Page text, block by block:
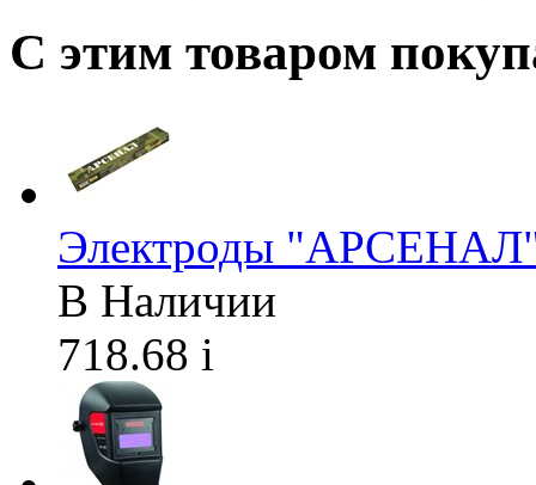
С этим товаром
Электроды
В Наличии
718.68 i